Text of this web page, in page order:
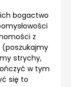
bogactwo
z
strychy,
w tym
się to